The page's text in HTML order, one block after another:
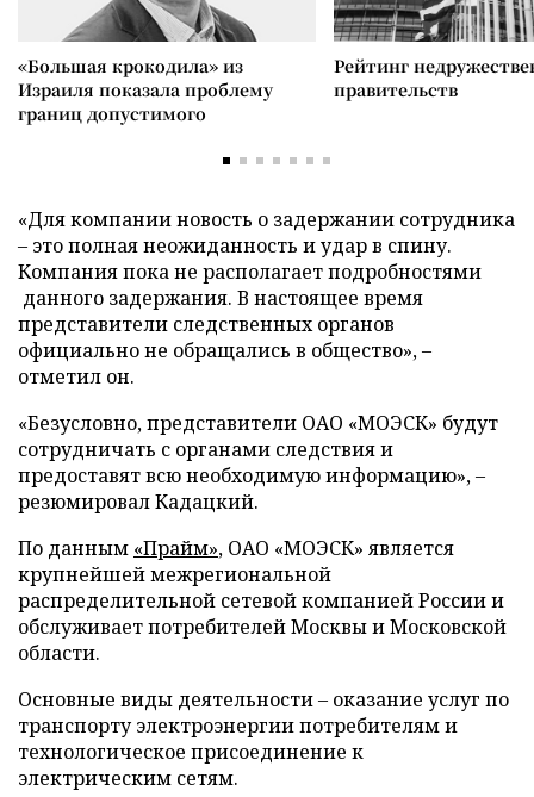
«Большая крокодила» из
Израиля показала проблему
границ допустимого
Рейтинг
правительств
«Для компании новость о задержании сотрудника
– это полная неожиданность и удар в спину.
Компания пока не располагает подробностями
данного задержания. В настоящее время
представители следственных органов
официально не обращались в общество», –
отметил он.
«Безусловно, представители ОАО «МОЭСК» будут
сотрудничать с органами следствия и
предоставят всю необходимую информацию», –
резюмировал Кадацкий.
По данным «Прайм», ОАО «МОЭСК» является
крупнейшей межрегиональной
распределительной сетевой компанией России и
обслуживает потребителей Москвы и Московской
области.
Основные виды деятельности – оказание услуг по
транспорту электроэнергии потребителям и
технологическое присоединение к
электрическим сетям.